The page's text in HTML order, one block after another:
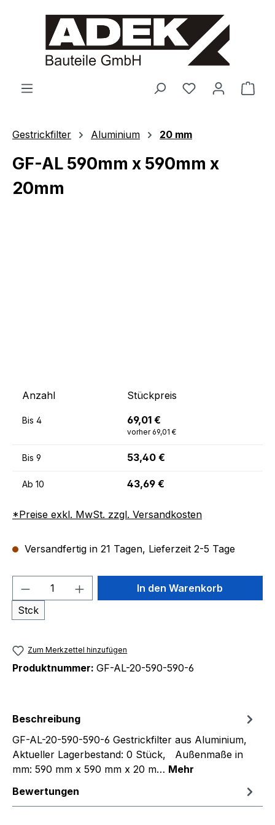
springen
Gestrickfilter Aluminium 20 mm
GF-AL 590mm x 590mm x
20mm
Anzahl Stückpreis
Bis 4 69,01 €
vorher 69,01 €
Bis 9 53,40 €
Ab 10 43,69 €
*Preise exkl. MwSt. zzgl. Versandkosten
Versandfertig in 21 Tagen, Lieferzeit 2-5 Tage
Produkt Anzahl: Gib den
Stck
In den Warenkorb
Zum Merkzettel hinzufügen
Produktnummer: GF-AL-20-590-590-6
Beschreibung
GF-AL-20-590-590-6 Gestrickfilter aus Aluminium,
Aktueller Lagerbestand: 0 Stück, Außenmaße in
mm: 590 mm x 590 mm x 20 m… Mehr
Bewertungen